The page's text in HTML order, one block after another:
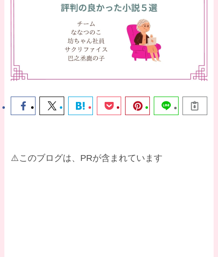
⚠️このブログは、PRが含まれています